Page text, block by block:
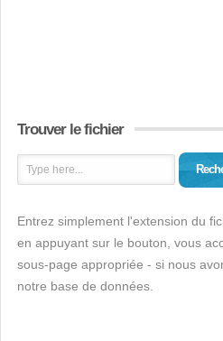
Trouver le fichier
Entrez simplement l'extension du
en appuyant sur le bouton, vous
sous-page appropriée - si nous
notre base de données.